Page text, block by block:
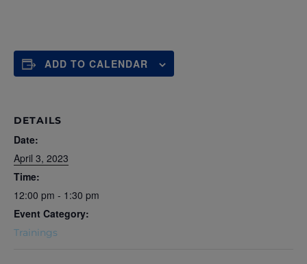
ADD TO CALENDAR
DETAILS
Date:
April 3, 2023
Time:
12:00 pm - 1:30 pm
Event Category:
Trainings